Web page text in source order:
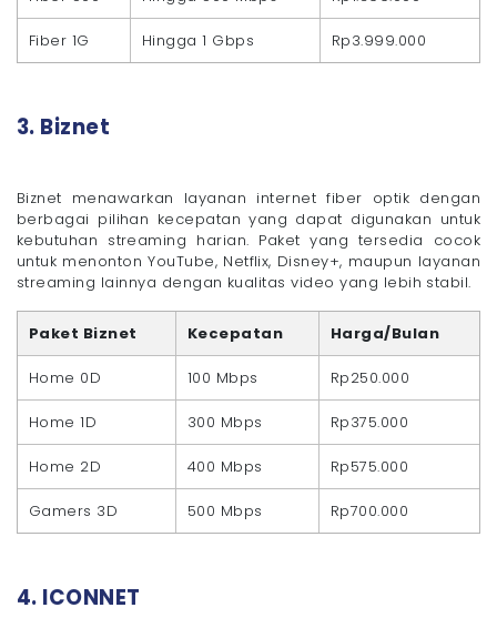
Fiber 1G Hingga 1 Gbps Rp3.999.000
3. Biznet
Biznet menawarkan layanan internet fiber optik dengan
berbagai pilihan kecepatan yang dapat digunakan untuk
kebutuhan streaming harian. Paket yang tersedia cocok
untuk menonton YouTube, Netflix, Disney+, maupun layanan
streaming lainnya dengan kualitas video yang lebih stabil.
Paket Biznet Kecepatan Harga/Bulan
Home 0D 100 Mbps Rp250.000
Home 1D 300 Mbps Rp375.000
Home 2D 400 Mbps Rp575.000
Gamers 3D 500 Mbps Rp700.000
4. ICONNET